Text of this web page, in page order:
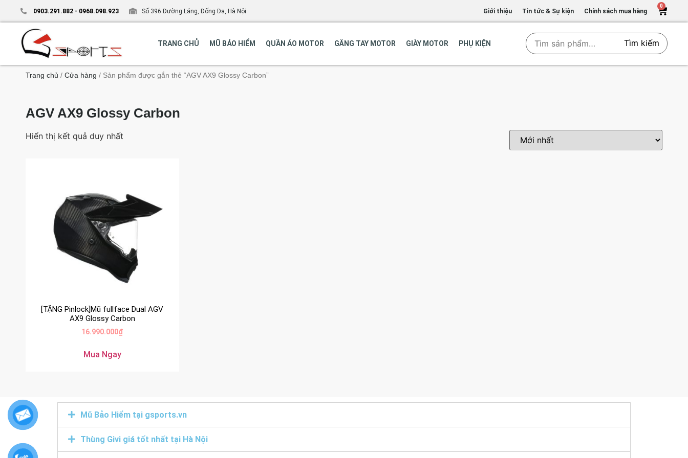
0903.291.882 - 0968.098.923 Số 396 Đường Láng, Đống Đa, Hà Nội Giới thiệu Tin tức & Sự kiện Chính sách mua hàng
0
TRANG CHỦ MŨ BẢO HIỂM QUẦN ÁO MOTOR GĂNG TAY MOTOR GIÀY MOTOR PHỤ KIỆN Tìm kiếm
Trang chủ / Cửa hàng / Sản phẩm được gắn thẻ “AGV AX9 Glossy Carbon”
AGV AX9 Glossy Carbon
Hiển thị kết quả duy nhất
[TẶNG Pinlock]Mũ fullface Dual AGV
AX9 Glossy Carbon
16.990.000₫
Mua Ngay
Mũ Bảo Hiểm tại gsports.vn
Thùng Givi giá tốt nhất tại Hà Nội